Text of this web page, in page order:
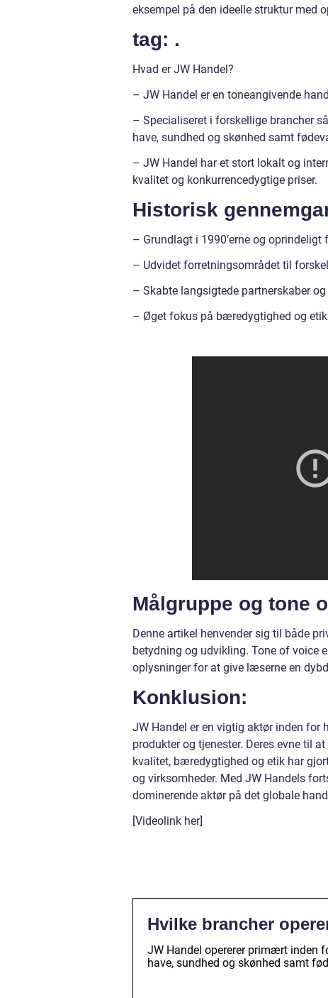
eksempel på den ideelle struktur med
tag: .
Hvad er JW Handel?
– JW Handel er en toneangivende
– Specialiseret i forskellige brancher
have, sundhed og skønhed samt
– JW Handel har et stort lokalt og
kvalitet og konkurrencedygtige priser.
Historisk
– Grundlagt i 1990’erne og
– Udvidet forretningsområdet til
– Skabte langsigtede partnerskaber
– Øget fokus på bæredygtighed og etik
Målgruppe og tone
Denne artikel henvender sig til både
betydning og udvikling. Tone of voice
oplysninger for at give læserne en
Konklusion:
JW Handel er en vigtig aktør inden for
produkter og tjenester. Deres evne til
kvalitet, bæredygtighed og etik har
og virksomheder. Med JW Handels
dominerende aktør på det globale
[Videolink her]
Hvilke brancher
JW Handel opererer primært inden
have, sundhed og skønhed samt